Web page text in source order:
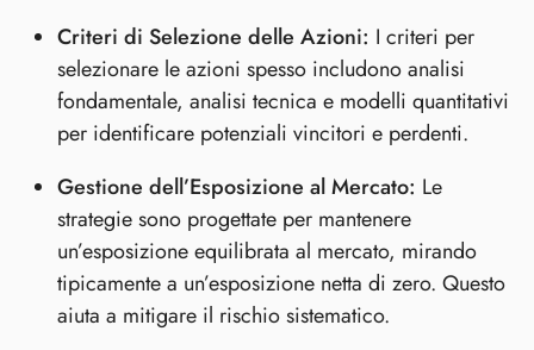
Criteri di Selezione delle Azioni: I criteri per
selezionare le azioni spesso includono analisi
fondamentale, analisi tecnica e modelli quantitativi
per identificare potenziali vincitori e perdenti.
Gestione dell’Esposizione al Mercato: Le
strategie sono progettate per mantenere
un’esposizione equilibrata al mercato, mirando
tipicamente a un’esposizione netta di zero. Questo
aiuta a mitigare il rischio sistematico.